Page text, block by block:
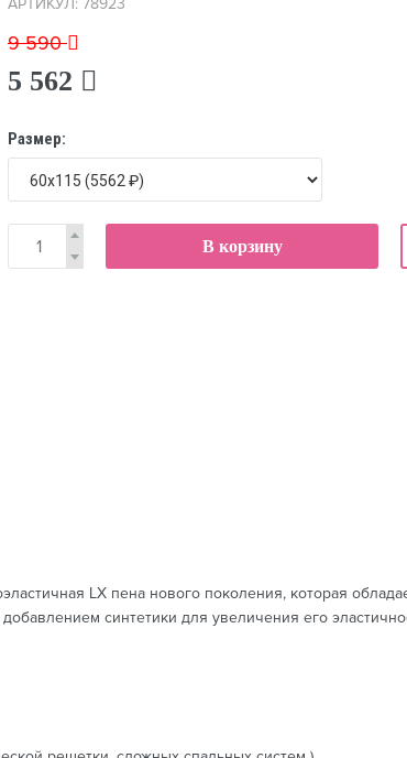
АРТИКУЛ: 78923
9 590
5 562
Размер:
В корзину
LX пена нового поколения, которая
синтетики для увеличения его